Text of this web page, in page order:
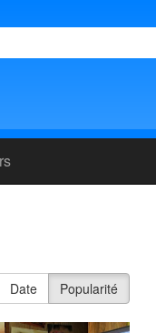
Date Popularité